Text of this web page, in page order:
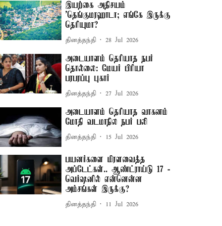
இயற்கை அதிசயம்
'தெங்குமரஹாடா; எங்கே இருக்கு
தெரியுமா?
தினத்தந்தி 28 Jul 2026
அடையாளம் தெரியாத நபர்
தொல்லை: மேயர் பிரியா
பரபரப்பு புகார்
தினத்தந்தி 27 Jul 2026
அடையாளம் தெரியாத வாகனம்
மோதி வடமாநில நபர் பலி
தினத்தந்தி 15 Jul 2026
பயனர்களை மிரளவைத்த
அப்டேட்கள்.. ஆண்ட்ராய்டு 17 -
வெர்ஷனில் என்னென்ன
அம்சங்கள் இருக்கு?
தினத்தந்தி 11 Jul 2026